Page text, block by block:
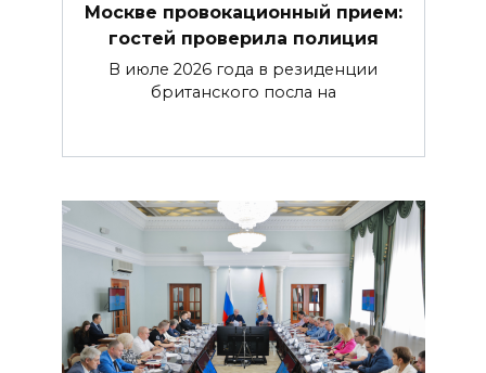
Москве провокационный прием:
гостей проверила полиция
В июле 2026 года в резиденции
британского посла на